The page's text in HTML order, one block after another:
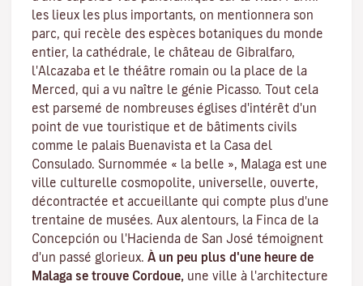
les lieux les plus importants, on mentionnera son
parc, qui recèle des espèces botaniques du monde
entier, la cathédrale, le château de Gibralfaro,
l'Alcazaba et le théâtre romain ou la place de la
Merced, qui a vu naître le génie Picasso. Tout cela
est parsemé de nombreuses églises d'intérêt d'un
point de vue touristique et de bâtiments civils
comme le palais Buenavista et la Casa del
Consulado. Surnommée « la belle », Malaga est une
ville culturelle cosmopolite, universelle, ouverte,
décontractée et accueillante qui compte plus d'une
trentaine de musées. Aux alentours, la Finca de la
Concepción ou l'Hacienda de San José témoignent
d'un passé glorieux. À un peu plus d'une heure de
Malaga se trouve Cordoue, une ville à l'architecture